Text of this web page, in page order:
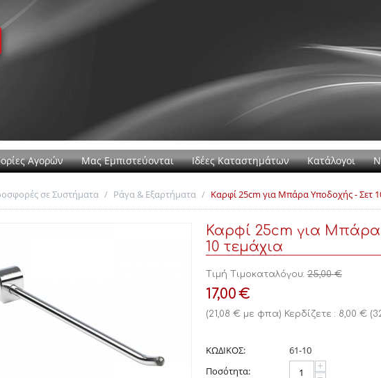
Αγορών Μας Εμπιστεύονται Ιδέες Καταστημάτων Κατάλογοι
σε Συστήματα / Ράγα & Εξαρτήματα / Καρφί 25cm για Μπάρα Υποδοχής - Σετ
Καρφί 25cm για
10 τεμάχια
Τιμή Τιμοκαταλόγου: 25,00 €
17,00€
(21,08 €με φπα) Κερδίζετε : 8,00 €(
ΚΩΔΙΚΟΣ:
61-10
Ποσότητα:
+